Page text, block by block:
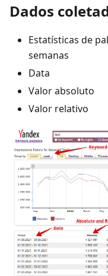
Dados
Estatísticas de
semanas
Data
Valor absoluto
Valor relativo